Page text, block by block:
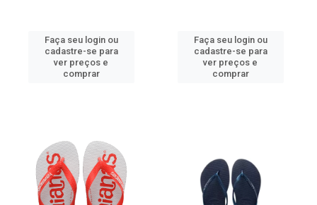
Faça seu login ou
cadastre-se para
ver preços e
comprar
Faça seu login ou
cadastre-se para
ver preços e
comprar